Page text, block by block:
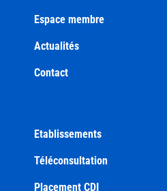
Espace membre
Actualités
Contact
Etablissements
Téléconsultation
Placement CDI